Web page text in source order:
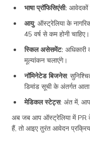
भाषा प्रॉफिसिएंसी: आवेदकों
आयु: ऑस्ट्रेलिया के
45 वर्ष से कम होनी चाहिए।
स्किल असेसमेंट:
मूल्यांकन चलाएंगे।
नॉमिनेटेड बिजनेस:
डिमांड सूची के अंतर्गत आता
मेडिकल स्टेट्स: अंत में,
अब जब आप ऑस्ट्रेलिया में PR के
हैं, तो आइए तुरंत आवेदन